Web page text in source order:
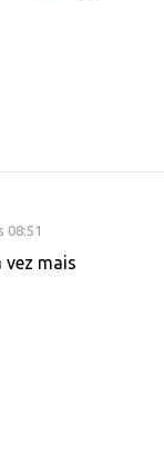
08:51
mais